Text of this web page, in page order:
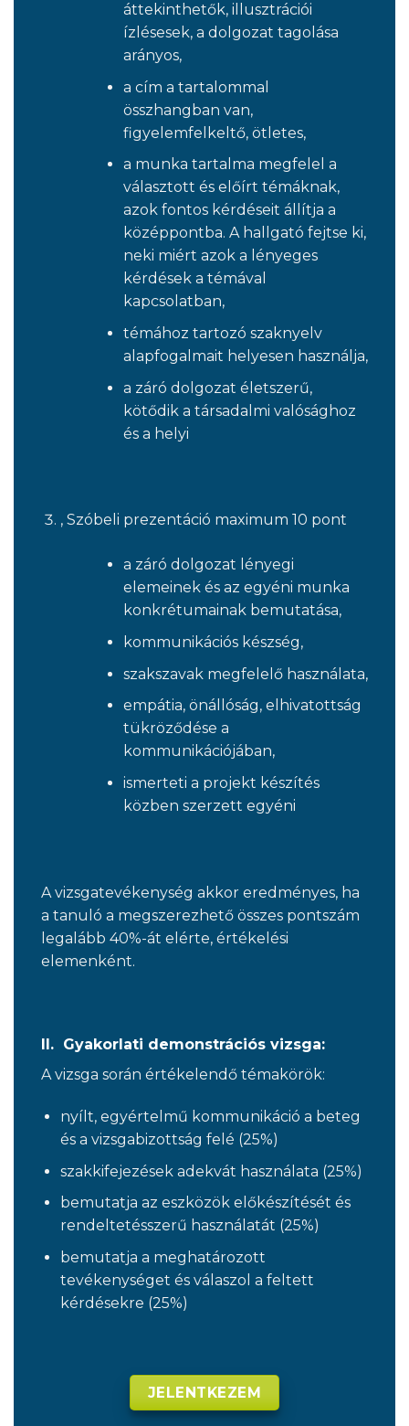
áttekinthetők, illusztrációi
ízlésesek, a dolgozat tagolása
arányos,
a cím a tartalommal
összhangban van,
figyelemfelkeltő, ötletes,
a munka tartalma megfelel a
választott és előírt témáknak,
azok fontos kérdéseit állítja a
középpontba. A hallgató fejtse ki,
neki miért azok a lényeges
kérdések a témával
kapcsolatban,
témához tartozó szaknyelv
alapfogalmait helyesen használja,
a záró dolgozat életszerű,
kötődik a társadalmi valósághoz
és a helyi
, Szóbeli prezentáció maximum 10 pont
a záró dolgozat lényegi
elemeinek és az egyéni munka
konkrétumainak bemutatása,
kommunikációs készség,
szakszavak megfelelő használata,
empátia, önállóság, elhivatottság
tükröződése a
kommunikációjában,
ismerteti a projekt készítés
közben szerzett egyéni
A vizsgatevékenység akkor eredményes, ha
a tanuló a megszerezhető összes pontszám
legalább 40%-át elérte, értékelési
elemenként.
II. Gyakorlati demonstrációs vizsga:
A vizsga során értékelendő témakörök:
nyílt, egyértelmű kommunikáció a beteg
és a vizsgabizottság felé (25%)
szakkifejezések adekvát használata (25%)
bemutatja az eszközök előkészítését és
rendeltetésszerű használatát (25%)
bemutatja a meghatározott
tevékenységet és válaszol a feltett
kérdésekre (25%)
JELENTKEZEM